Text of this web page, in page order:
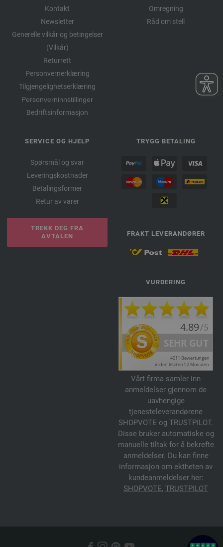
Kontakt
Newsletter
Generelle vilkår og betingelser
(Vilkår)
Returrett
Personvernerklæring
Tilgjengelighetserklæring
Personverninnstillinger
Bedriftsinformasjon
Omregning
Råd om stell
SERVICE OG HJELP
Spørsmål og svar
Leveringskostnader
Betalingsformer
Retur av varer
TREKK DEG FRA
AVTALEN
TRYGG BETALING
FRAKT LEVERANDØRER
VURDERING
Vårt firma samler inn
anmeldelser gjennom de
uavhengige
tjenesteleverandørene
SHOPVOTE og TRUSTPILOT.
Disse bruker automatiske og
manuelle tiltak for å bekrefte
anmeldelser. Du kan finne
informasjon om ektheten av
kundeanmeldelser her:
SHOPVOTE, TRUSTPILOT